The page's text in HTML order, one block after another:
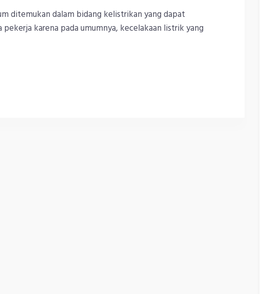
ditemukan dalam bidang kelistrikan yang dapat
karena pada umumnya, kecelakaan listrik yang